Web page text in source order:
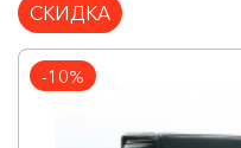
СКИДКА
-10%